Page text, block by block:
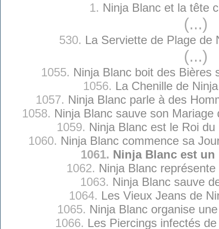
1. Ninja Blanc et la tête
(...)
530. La Serviette de Plage de
(...)
1055. Ninja Blanc boit des Bières
1056. La Chenille de
1057. Ninja Blanc parle à des
1058. Ninja Blanc sauve son Mariage
1059. Ninja Blanc est le Roi du
1060. Ninja Blanc commence sa
1061. Ninja Blanc est un
1062. Ninja Blanc
1063. Ninja Blanc sauve
1064. Les Vieux Jeans de
1065. Ninja Blanc organise
1066. Les Piercings infectés